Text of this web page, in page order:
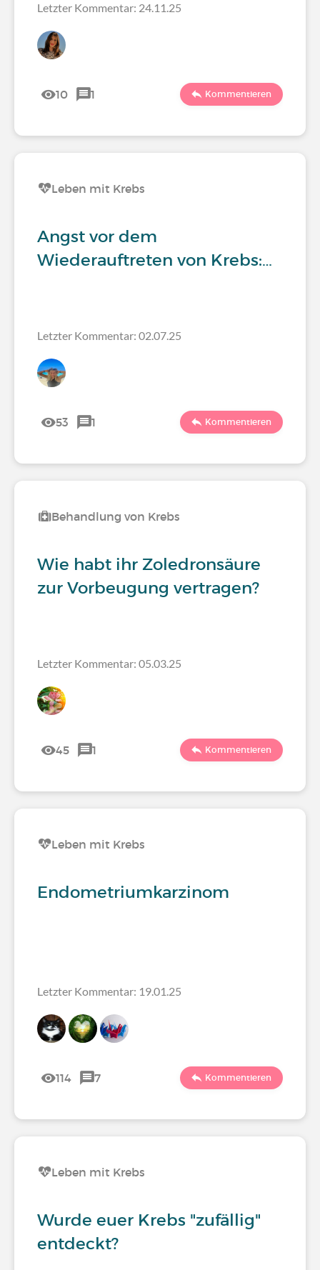
Letzter Kommentar: 24.11.25
10 1 Kommentieren
Leben mit Krebs
Angst vor dem
Wiederauftreten von Krebs:…
Letzter Kommentar: 02.07.25
53 1 Kommentieren
Behandlung von Krebs
Wie habt ihr Zoledronsäure
zur Vorbeugung vertragen?
Letzter Kommentar: 05.03.25
45 1 Kommentieren
Leben mit Krebs
Endometriumkarzinom
Letzter Kommentar: 19.01.25
114 7 Kommentieren
Leben mit Krebs
Wurde euer Krebs "zufällig"
entdeckt?